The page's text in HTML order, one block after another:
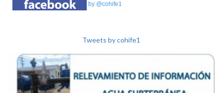
by @cohife1
Tweets by cohife1